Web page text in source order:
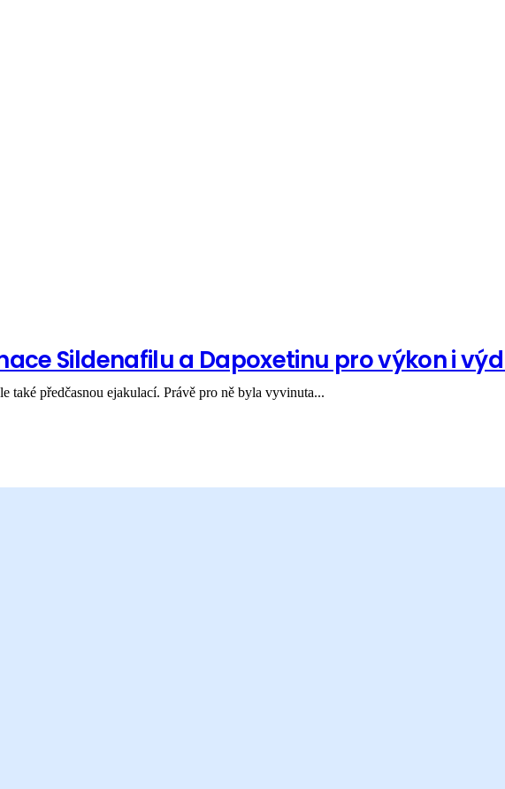
Sildenafilu a Dapoxetinu pro výkon i
předčasnou ejakulací. Právě pro ně byla vyvinuta...